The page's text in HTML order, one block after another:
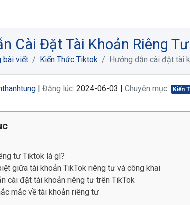
Cài Đặt Tài Khoản Riêng
bài viết Kiến Thức Tiktok Hướng dẫn cài đặt tài
| Đăng lúc: 2024-06-03 | Chuyên mục: Kiến
tư Tiktok là gì?
giữa tài khoản TikTok riêng tư và công khai
cài đặt tài khoản riêng tư trên TikTok
mắc về tài khoản riêng tư